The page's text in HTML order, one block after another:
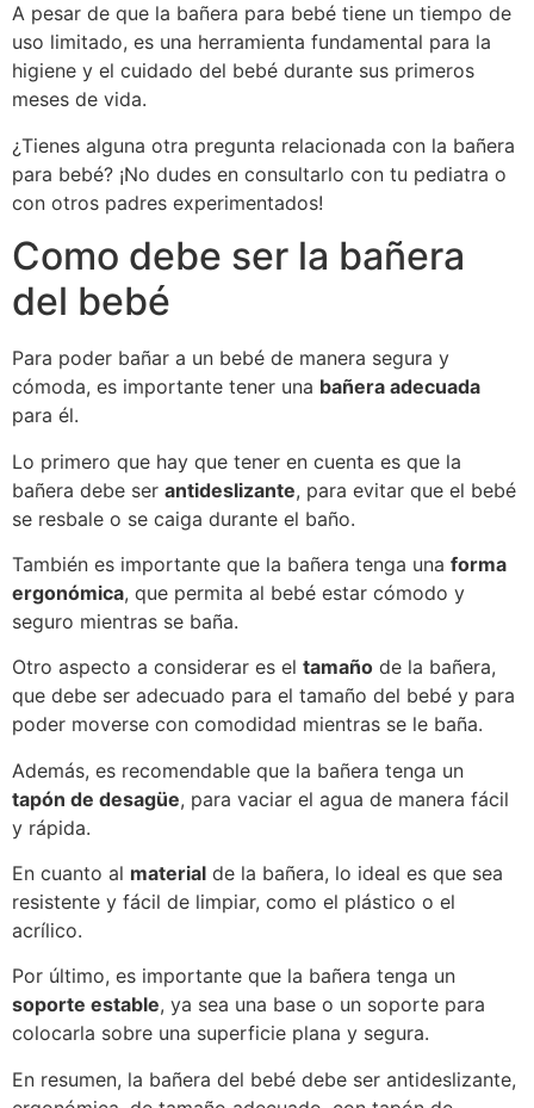
A pesar de que la bañera para bebé tiene un tiempo de
uso limitado, es una herramienta fundamental para la
higiene y el cuidado del bebé durante sus primeros
meses de vida.
¿Tienes alguna otra pregunta relacionada con la bañera
para bebé? ¡No dudes en consultarlo con tu pediatra o
con otros padres experimentados!
Como debe ser la bañera
del bebé
Para poder bañar a un bebé de manera segura y
cómoda, es importante tener una bañera adecuada
para él.
Lo primero que hay que tener en cuenta es que la
bañera debe ser antideslizante, para evitar que el bebé
se resbale o se caiga durante el baño.
También es importante que la bañera tenga una forma
ergonómica, que permita al bebé estar cómodo y
seguro mientras se baña.
Otro aspecto a considerar es el tamaño de la bañera,
que debe ser adecuado para el tamaño del bebé y para
poder moverse con comodidad mientras se le baña.
Además, es recomendable que la bañera tenga un
tapón de desagüe, para vaciar el agua de manera fácil
y rápida.
En cuanto al material de la bañera, lo ideal es que sea
resistente y fácil de limpiar, como el plástico o el
acrílico.
Por último, es importante que la bañera tenga un
soporte estable, ya sea una base o un soporte para
colocarla sobre una superficie plana y segura.
En resumen, la bañera del bebé debe ser antideslizante,